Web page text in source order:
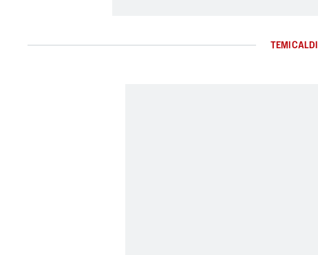
TEMI CALDI